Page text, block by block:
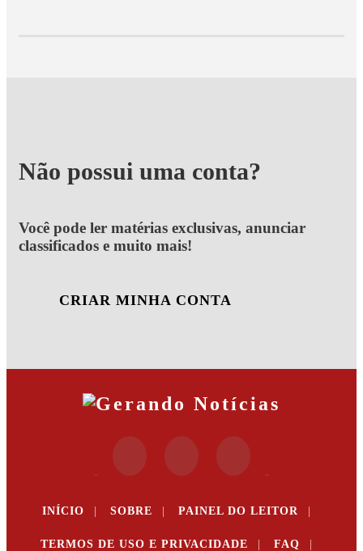
Não possui uma conta?
Você pode ler matérias exclusivas, anunciar
classificados e muito mais!
CRIAR MINHA CONTA
INÍCIO | SOBRE | PAINEL DO LEITOR |
TERMOS DE USO E PRIVACIDADE | FAQ |